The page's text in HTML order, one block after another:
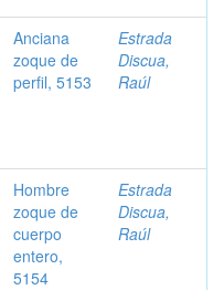
Anciana
zoque de
perfil, 5153
Estrada
Discua,
Raúl
Hombre
zoque de
cuerpo
entero,
5154
Estrada
Discua,
Raúl